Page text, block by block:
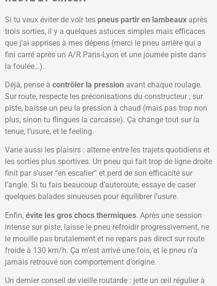
Si tu veux éviter de voir tes pneus partir en lambeaux après
trois sorties, il y a quelques astuces simples mais efficaces
que j’ai apprises à mes dépens (merci le pneu arrière qui a
fini carré après un A/R Paris-Lyon et une journée piste dans
la foulée…).
Déjà, pense à contrôler la pression avant chaque roulage.
Sur route, respecte les préconisations du constructeur ; sur
piste, baisse un peu la pression à chaud (mais pas trop non
plus, sinon tu flingues la carcasse). Ça change tout sur la
tenue, l’usure, et le feeling.
Varie aussi les plaisirs : alterne entre les trajets quotidiens et
les sorties plus sportives. Un pneu qui fait trop de ligne droite
finit par s’user “en escalier” et perd de son efficacité sur
l’angle. Si tu fais beaucoup d’autoroute, essaye de caser
quelques balades sinueuses pour équilibrer l’usure.
Enfin, évite les gros chocs thermiques. Après une session
intense sur piste, laisse le pneu refroidir progressivement, ne
le mouille pas brutalement et ne repars pas direct sur route
froide à 130 km/h. Ça m’est arrivé une fois, et le pneu n’a
jamais retrouvé son comportement d’origine.
Un dernier conseil de vieille routarde : jette un œil régulier à